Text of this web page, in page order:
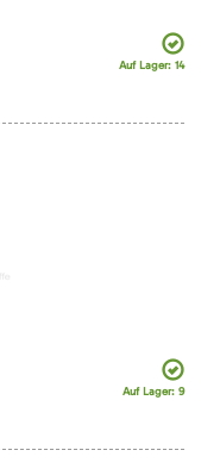
Auf Lager: 14
Auf Lager: 9